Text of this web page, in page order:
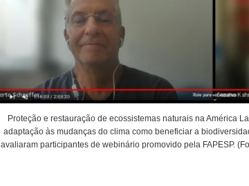
Proteção e restauração de ecossistemas naturais na América
adaptação às mudanças do clima como beneficiar a
avaliaram participantes de webinário promovido pela FAPESP.